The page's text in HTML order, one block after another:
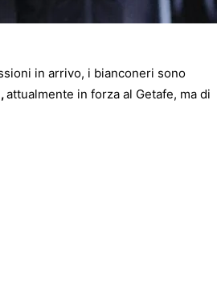
in arrivo, i bianconeri sono
attualmente in forza al Getafe, ma di